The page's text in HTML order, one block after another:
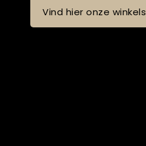
Vind hier onze winkels